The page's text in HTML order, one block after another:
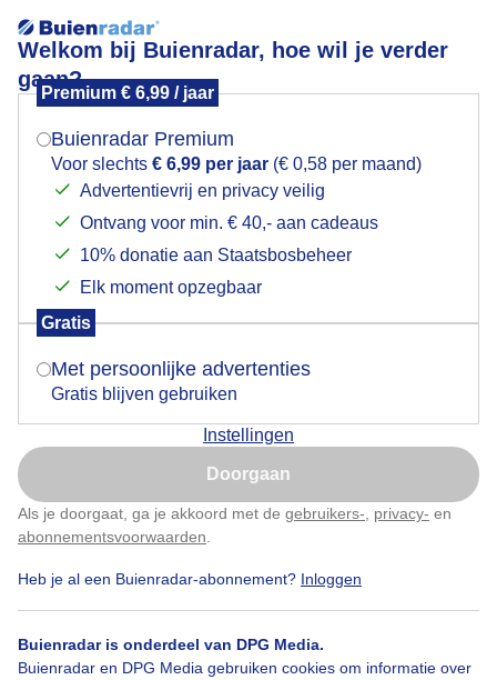
Welkom bij Buienradar, hoe wil je verder
gaan?
Premium € 6,99 / jaar
Buienradar Premium
Voor slechts € 6,99 per jaar (€ 0,58 per maand)
Advertentievrij en privacy veilig
Ontvang voor min. € 40,- aan cadeaus
10% donatie aan Staatsbosbeheer
Elk moment opzegbaar
Gratis
Met persoonlijke advertenties
Gratis blijven gebruiken
Instellingen
Doorgaan
Als je doorgaat, ga je akkoord met de gebruikers- privacy- en
abonnementsvoorwaarden
Heb je al een Buienradar-abonnement? Inloggen
Buienradar is onderdeel van DPG Media.
Buienradar en DPG Media gebruiken cookies om informatie over
Onder de parasol
Onder de parasol voor wat schaduw van de
brandende zon
Door: ria brasser Gemaakt: 10-08-2022, 387x bekeken
Onderdeparasol Schaduw Brandendezon
Mogen we je locatie gebruiken voor het
Indien je hier nog geen akkoord op hebt gegeven,
verschijnt er zo een pop-up uit je browser waarin
Is goed, toon de popup
Nu niet, misschien later
Klik hierom dit aan te passen